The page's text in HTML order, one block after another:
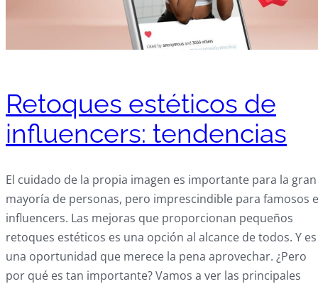
Retoques estéticos de
influencers: tendencias
El cuidado de la propia imagen es importante para la gran
mayoría de personas, pero imprescindible para famosos e
influencers. Las mejoras que proporcionan pequeños
retoques estéticos es una opción al alcance de todos. Y es
una oportunidad que merece la pena aprovechar. ¿Pero
por qué es tan importante? Vamos a ver las principales